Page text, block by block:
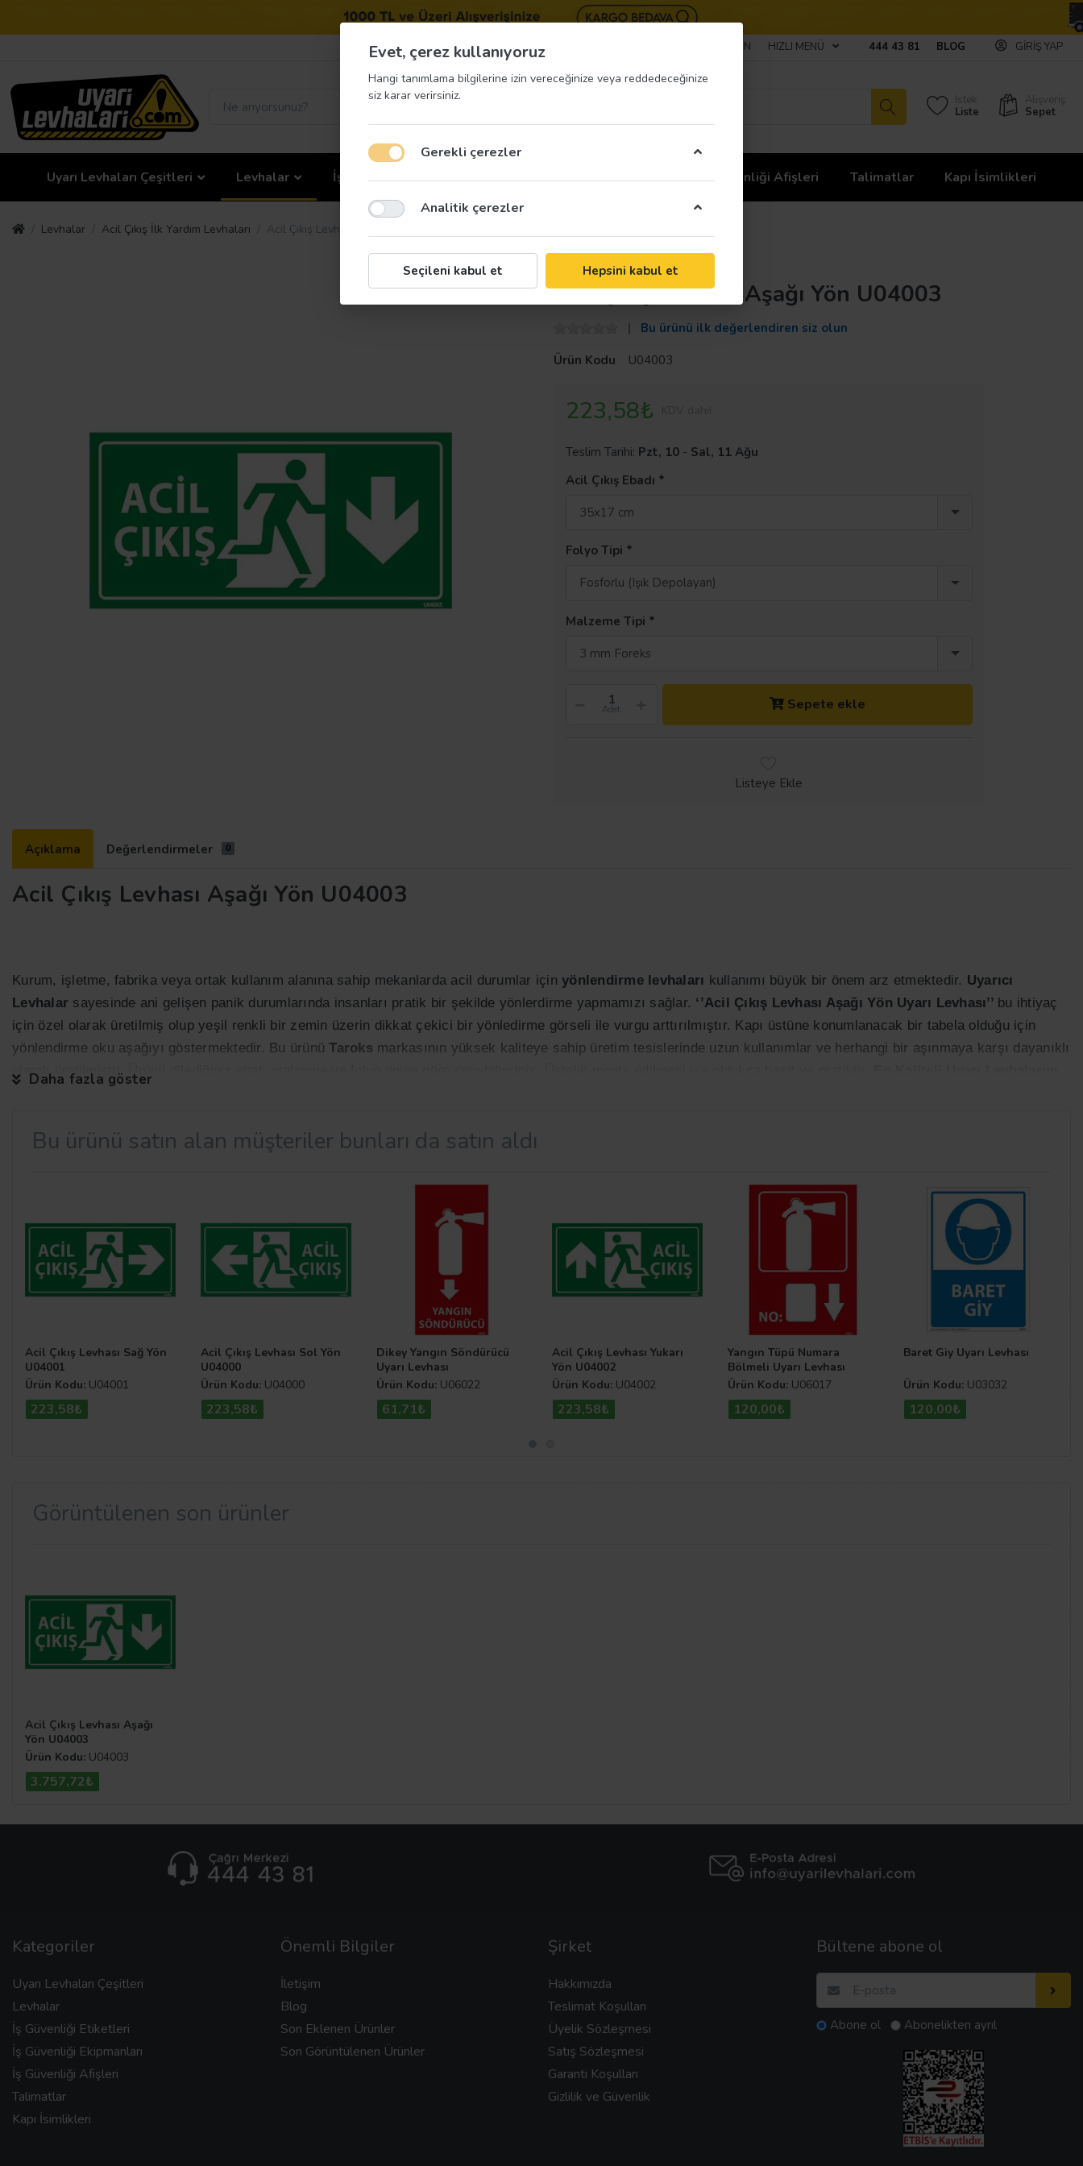
BIZE ULAŞIN HIZLI MENÜ 444 43 81 BLOG GIRIŞ YAP
İstek
Liste
Alışveriş
Sepet
Uyarı Levhaları Çeşitleri Levhalar İş Güvenliği Etiketleri İş Güvenliği Ekipmanları İş Güvenliği Afişleri Talimatlar Kapı İsimlikleri
Levhalar Acil Çıkış İlk Yardım Levhaları Acil Çıkış Levhası Aşağı Yön U04003
Taroks
Acil Çıkış Levhası Aşağı Yön U04003
Bu ürünü ilk değerlendiren siz olun
Ürün Kodu
U04003
223,58₺
Teslim Tarihi: Pzt, 10 - Sal, 11 Ağu
Acil Çıkış Ebadı
35x17 cm
Folyo Tipi
Fosforlu (Işık Depolayan)
Malzeme Tipi
3 mm Foreks
Adet Sepete ekle
Listeye Ekle
Açıklama Değerlendirmeler 0
Acil Çıkış Levhası Aşağı Yön U04003
Kurum, işletme, fabrika veya ortak kullanım alanına sahip mekanlarda acil durumlar için yönlendirme levhaları kullanımı büyük bir önem arz etmektedir. Uyarıcı
Levhalar sayesinde ani gelişen panik durumlarında insanları pratik bir şekilde yönlerdirme yapmamızı sağlar. ‘’Acil Çıkış Levhası Aşağı Yön Uyarı Levhası’’ bu ihtiyaç
için özel olarak üretilmiş olup yeşil renkli bir zemin üzerin dikkat çekici bir yönledirme görseli ile vurgu arttırılmıştır. Kapı üstüne konumlanacak bir tabela olduğu için
yönlendirme oku aşağıyı göstermektedir. Bu ürünüTaroks markasının yüksek kaliteye sahip üretim tesislerinde uzun kullanımlar ve herhangi bir aşınmaya karşı dayanıklı
olarak üretilmiştir. Ürünü dilediğiniz ebat, malzeme ve folyo tipine göre seçebilirsiniz. Üstelik monte edilmesi ise oldukça basit ve pratiktir.
İlk yardımı gerektirecek herhangi bir acil durumlar için özel olarak geliştirilen bu levha modellerikullanımı oldukça büyük önem taşımaktadır. Oluşabilecek olumsuz
gelişmeleri en aza indirmek için bu uyarıcı görseller kullanılmalıdır. Uyarı Levhaları.com sitemizde bulunan diğer
Acil Çıkış İlk Yardım Levha
Çeşitleri kategorimize göz atarak avantajlı fiyatlarımızdan yararlanabilirsiniz.
Daha fazla göster
Bu ürünü satın alan müşteriler bunları da satın aldı
Acil Çıkış Levhası Sağ Yön
U04001
Ürün Kodu: U04001
223,58₺
Acil Çıkış Levhası Sol Yön
U04000
Ürün Kodu: U04000
223,58₺
Dikey Yangın Söndürücü
Uyarı Levhası
Ürün Kodu: U06022
61,71₺
Acil Çıkış Levhası Yukarı
Yön U04002
Ürün Kodu: U04002
223,58₺
Yangın Tüpü Numara
Bölmeli Uyarı Levhası
Ürün Kodu: U06017
120,00₺
Baret Giy Uyarı Levhası
Ürün Kodu: U03032
120,00₺
Görüntülenen son ürünler
Acil Çıkış Levhası Aşağı
Yön U04003
Ürün Kodu: U04003
3.757,72₺
Kategoriler
Uyarı Levhaları Çeşitleri
Levhalar
İş Güvenliği Etiketleri
İş Güvenliği Ekipmanları
İş Güvenliği Afişleri
Talimatlar
Kapı İsimlikleri
Önemli Bilgiler
İletişim
Blog
Son Eklenen Ürünler
Son Görüntülenen Ürünler
Şirket
Hakkımızda
Teslimat Koşulları
Üyelik Sözleşmesi
Satış Sözleşmesi
Garanti Koşulları
Gizlilik ve Güvenlik
Bültene abone ol
Abone ol Abonelikten ayrıl
Evet, çerez kullanıyoruz
Hangi tanımlama bilgilerine izin vereceğinize veya reddedeceğinize
siz karar verirsiniz.
Gerekli çerezler
Analitik çerezler
Seçileni kabul et Hepsini kabul et